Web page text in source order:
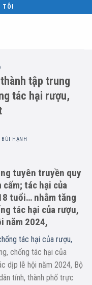
TÔI
tập trung
tác hại rượu,
BÙI HẠNH
tuyên truyền quy
tác hại của
tuổi… nhằm tăng
tác hại của rượu,
năm 2024,
tác hại của rượu,
chống tác hại của
dịp lễ hội năm 2024, Bộ
tỉnh, thành phố trực